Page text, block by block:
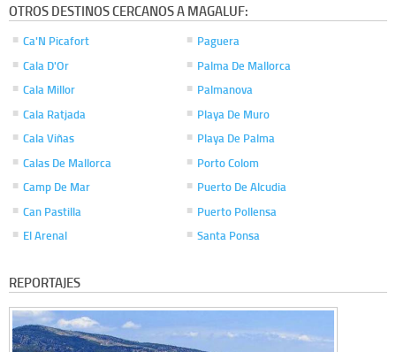
OTROS DESTINOS CERCANOS A MAGALUF:
Ca'N Picafort
Cala D'Or
Cala Millor
Cala Ratjada
Cala Viñas
Calas De Mallorca
Camp De Mar
Can Pastilla
El Arenal
Paguera
Palma De Mallorca
Palmanova
Playa De Muro
Playa De Palma
Porto Colom
Puerto De Alcudia
Puerto Pollensa
Santa Ponsa
REPORTAJES